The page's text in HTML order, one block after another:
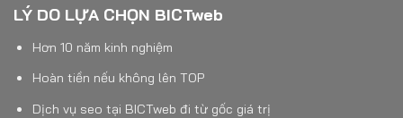
LÝ DO LỰA CHỌN BICTweb
Hơn 10 năm kinh nghiệm
Hoàn tiền nếu không lên TOP
Dịch vụ seo tại BICTweb đi từ gốc giá trị